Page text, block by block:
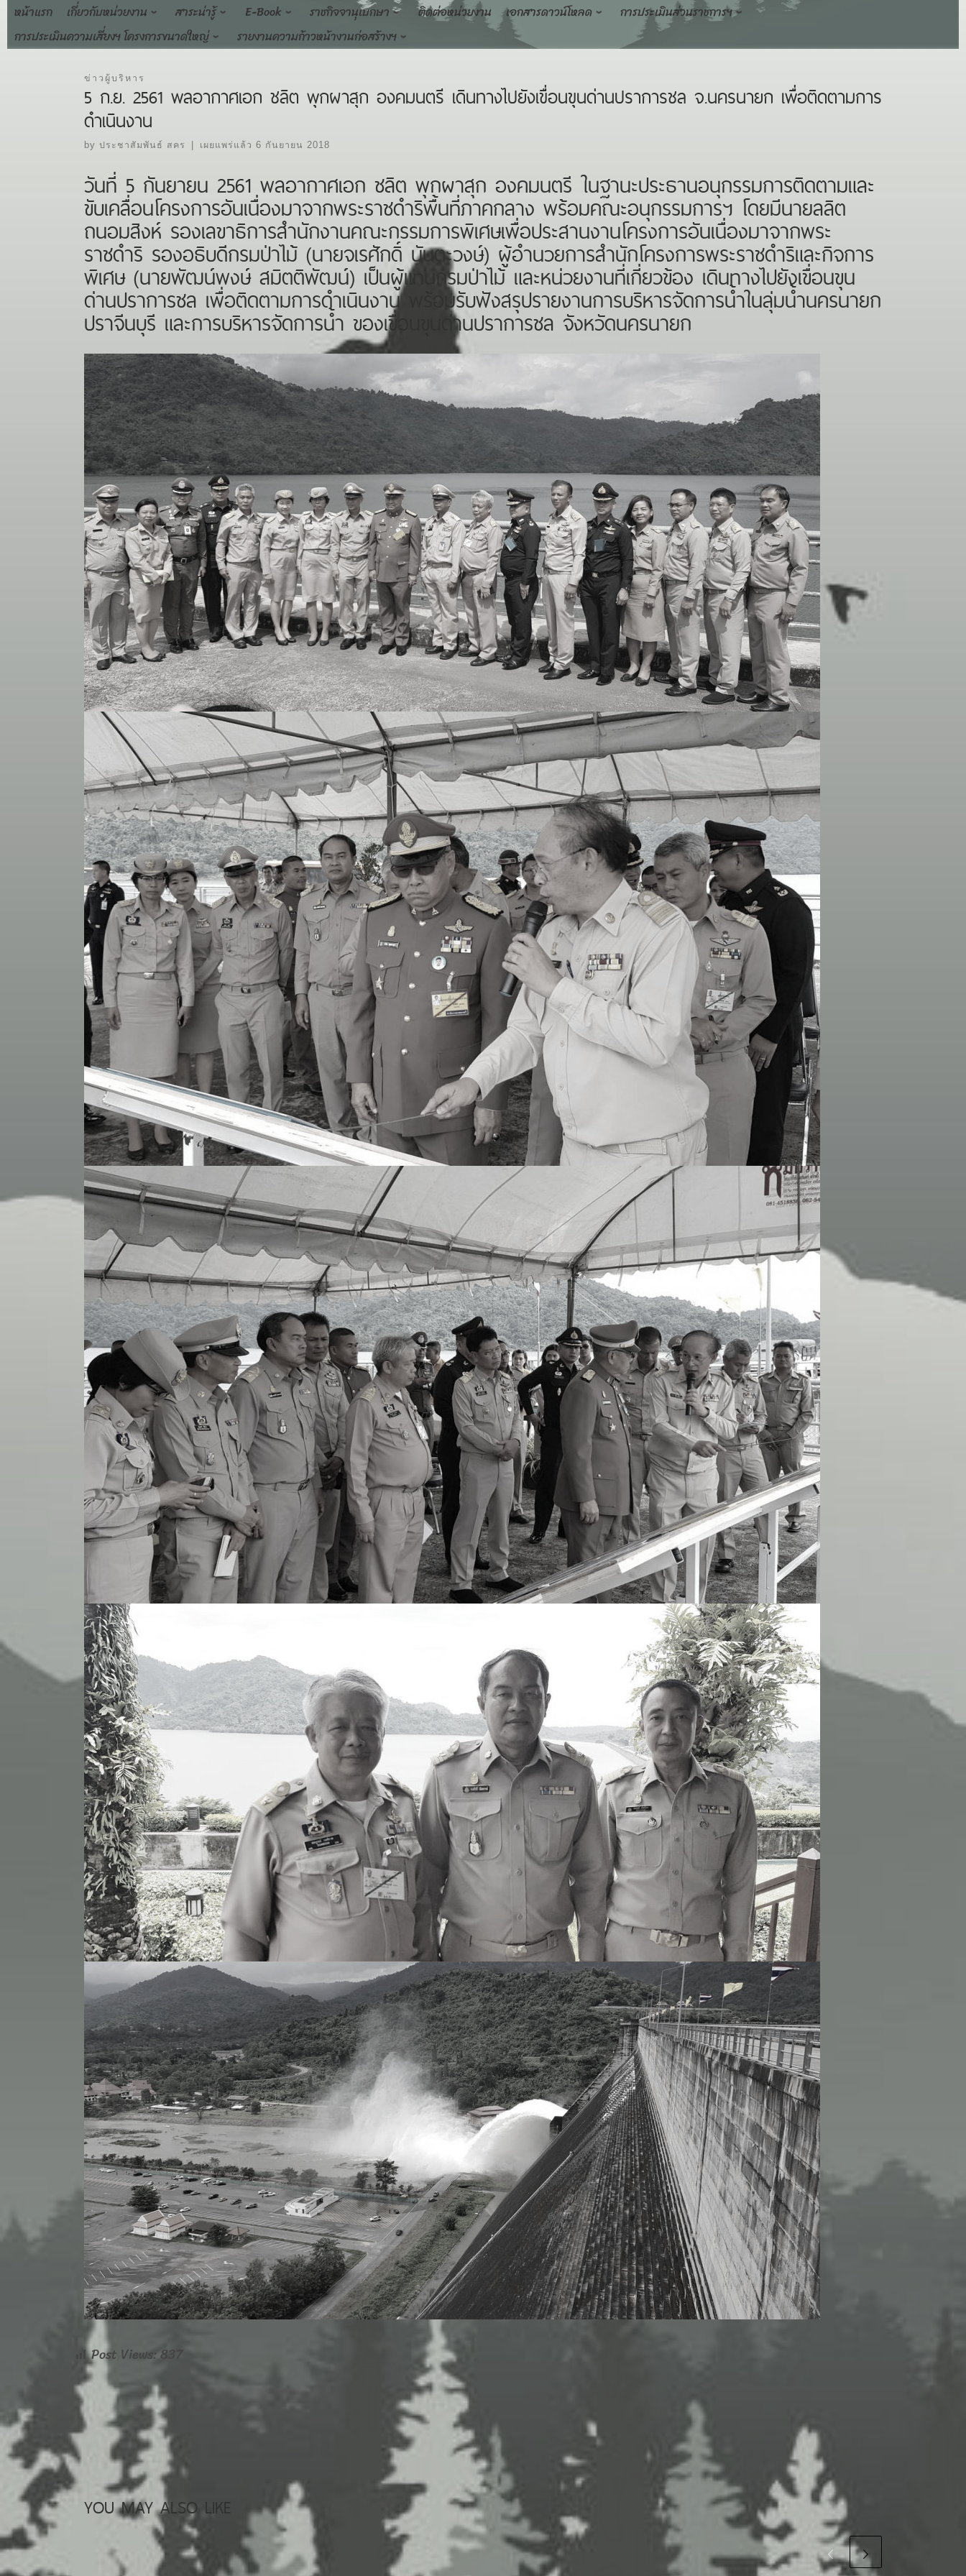
Skip
content
หน้าแรก เกี่ยวกับหน่วยงาน สาระน่ารู้ E-Book ราชกิจจานุเบกษา ติดต่อหน่วยงาน เอกสารดาวน์โหลด
การประเมินส่วนราชการฯ
การประเมินความเสี่ยงฯ โครงการขนาดใหญ่
รายงานความก้าวหน้างานก่อสร้างฯ
ข่าวผู้บริหาร
5 ก.ย. 2561 พลอากาศเอก ชลิต พุกผาสุก องคมนตรี เดินทางไปยังเขื่อนขุนด่านปราการชล จ.นครนายก เพื่อติดตามการ
ดำเนินงาน
by ประชาสัมพันธ์ สคร เผยแพร่แล้ว 6 กันยายน 2018
วันที่ 5 กันยายน 2561 พลอากาศเอก ชลิต พุกผาสุก องคมนตรี ในฐานะประธานอนุกรรมการติดตามและ
ขับเคลื่อนโครงการอันเนื่องมาจากพระราชดำริพื้นที่ภาคกลาง พร้อมคณะอนุกรรมการฯ โดยมีนายลลิต
ถนอมสิงห์ รองเลขาธิการสำนักงานคณะกรรมการพิเศษเพื่อประสานงานโครงการอันเนื่องมาจากพระ
ราชดำริ รองอธิบดีกรมป่าไม้ (นายจเรศักดิ์ นันตะวงษ์) ผู้อำนวยการสำนักโครงการพระราชดำริและกิจการ
พิเศษ (นายพัฒน์พงษ์ สมิตติพัฒน์) เป็นผู้แทนกรมป่าไม้ และหน่วยงานที่เกี่ยวข้อง เดินทางไปยังเขื่อนขุน
ด่านปราการชล เพื่อติดตามการดำเนินงาน พร้อมรับฟังสรุปรายงานการบริหารจัดการน้ำในลุ่มน้ำนครนายก
ปราจีนบุรี และการบริหารจัดการน้ำ ของเขื่อนขุนด่านปราการชล จังหวัดนครนายก
Post Views:837
YOU MAY ALSO LIKE